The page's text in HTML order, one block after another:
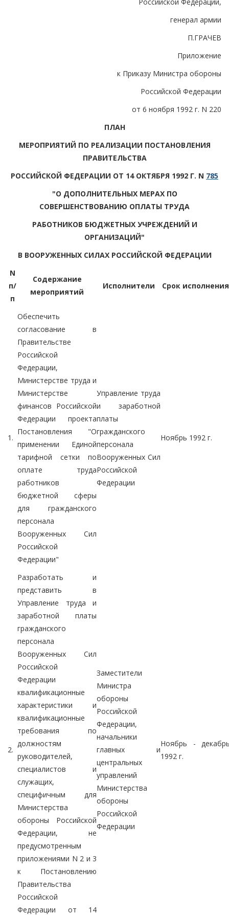
генерал армии
П.ГРАЧЕВ
Приложение
к Приказу Министра обороны
Российской Федерации
от 6 ноября 1992 г. N 220
ПЛАН
МЕРОПРИЯТИЙ ПО РЕАЛИЗАЦИИ ПОСТАНОВЛЕНИЯ
ПРАВИТЕЛЬСТВА
РОССИЙСКОЙ ФЕДЕРАЦИИ ОТ 14 ОКТЯБРЯ 1992 Г. N 785
"О ДОПОЛНИТЕЛЬНЫХ МЕРАХ ПО
СОВЕРШЕНСТВОВАНИЮ ОПЛАТЫ ТРУДА
РАБОТНИКОВ БЮДЖЕТНЫХ УЧРЕЖДЕНИЙ И
ОРГАНИЗАЦИЙ"
В ВООРУЖЕННЫХ СИЛАХ РОССИЙСКОЙ ФЕДЕРАЦИИ
N
п/
п
Содержание
мероприятий
Исполнители Срок исполнения
1.
Обеспечить
согласование в
Правительстве
Российской
Федерации,
Министерстве труда и
Министерстве
финансов Российской
Федерации проекта
Постановления "О
применении Единой
тарифной сетки по
оплате труда
работников
бюджетной сферы
для гражданского
персонала
Вооруженных Сил
Российской
Федерации"
Управление труда
и заработной
платы
гражданского
персонала
Вооруженных Сил
Российской
Федерации
Ноябрь 1992 г.
2.
Разработать и
представить в
Управление труда и
заработной платы
гражданского
персонала
Вооруженных Сил
Российской
Федерации
квалификационные
характеристики и
квалификационные
требования по
должностям
руководителей,
специалистов и
служащих,
специфичным для
Министерства
обороны Российской
Федерации, не
предусмотренным
приложениями N 2 и 3
к Постановлению
Правительства
Российской
Федерации от 14
Заместители
Министра
обороны
Российской
Федерации,
начальники
главных и
центральных
управлений
Министерства
обороны
Российской
Федерации
Ноябрь -
1992 г.